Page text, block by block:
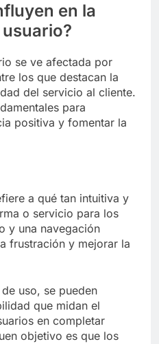
en la
se ve afectada por
los que destacan la
del servicio al cliente.
para
positiva y fomentar la
a qué tan intuitiva y
o servicio para los
y una navegación
frustración y mejorar la
uso, se pueden
que midan el
en completar
objetivo es que los